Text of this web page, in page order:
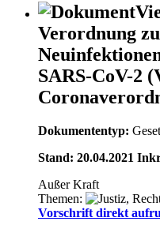
Verordnung
SARS-CoV-2
Dokumententyp:
Stand: 20.04.2021
Außer Kraft
Themen:
Vorschrift direkt